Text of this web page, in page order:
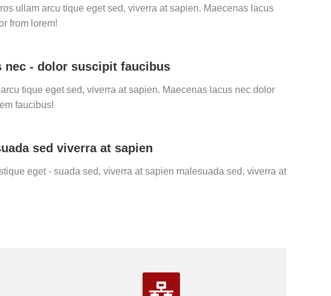
ullam arcu tique eget sed, viverra at sapien. Maecenas lacus
from lorem!
nec - dolor suscipit faucibus
tique eget sed, viverra at sapien. Maecenas lacus nec dolor
faucibus!
sed viverra at sapien
eget - suada sed, viverra at sapien malesuada sed, viverra at